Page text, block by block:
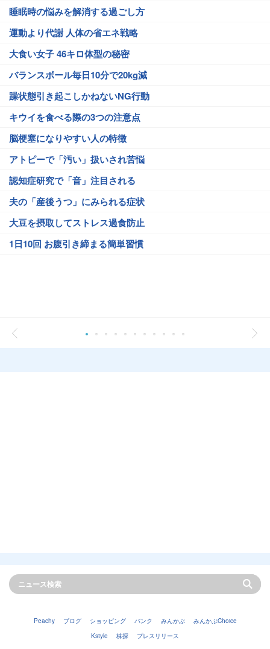
睡眠時の悩みを解消する過ごし方
運動より代謝 人体の省エネ戦略
大食い女子 46キロ体型の秘密
バランスボール毎日10分で20kg減
躁状態引き起こしかねないNG行動
キウイを食べる際の3つの注意点
脳梗塞になりやすい人の特徴
アトピーで「汚い」扱いされ苦悩
認知症研究で「音」注目される
夫の「産後うつ」にみられる症状
大豆を摂取してストレス過食防止
1日10回 お腹引き締まる簡単習慣
Peachy ブログ ショッピング バンク みんかぶ
みんかぶChoice
Kstyle
株探 プレスリリース